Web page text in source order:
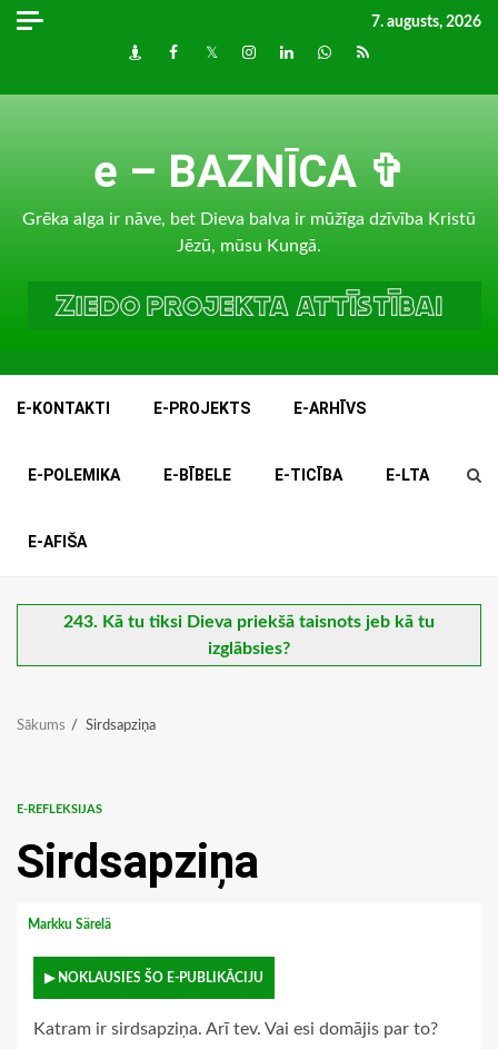
Skip
7. augusts, 2026
DraugiemFacebook
TwitterInstagram
LinkedInwhatsapp
RSS
e – BAZNĪCA ✞
Grēka alga ir nāve, bet Dieva balva ir mūžīga dzīvība Kristū
Jēzū, mūsu Kungā.
E-KONTAKTI E-PROJEKTS E-ARHĪVS
E-POLEMIKA E-BĪBELE E-TICĪBA E-LTA
E-AFIŠA
243. Kā tu tiksi Dieva priekšā taisnots jeb kā tu
izglābsies?
Sākums Sirdsapziņa
E-REFLEKSIJAS
Sirdsapziņa
Markku Särelä
▶ NOKLAUSIES ŠO E-PUBLIKĀCIJU
Katram ir sirdsapziņa. Arī tev. Vai esi domājis par to?